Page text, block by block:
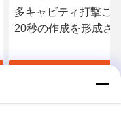
ビティ打撃ごとの
作成を形成させま
ック注入型